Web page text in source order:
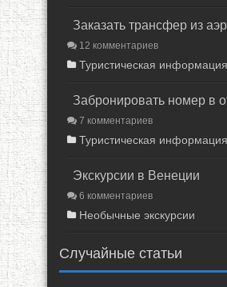
Заказать трансфер из
12 комментариев
Туристическая информация
Забронировать номер в
7 комментариев
Туристическая информация
Экскурсии в Венеции
6 комментариев
Необычные экскурсии
Случайные статьи